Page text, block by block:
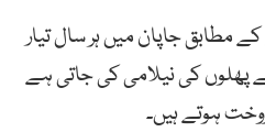
مطابق جاپان میں ہر سال تیار
پھلوں کی نیلامی کی جاتی ہے
ہوتے ہیں۔